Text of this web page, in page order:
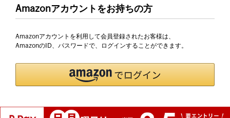
Amazonアカウントをお持ちの方
Amazonアカウントを利用して会員登録されたお客様は、
AmazonのID、パスワードで、ログインすることができます。